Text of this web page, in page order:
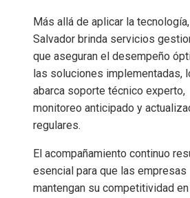
Más allá de aplicar la tecnología,
Salvador brinda servicios
que aseguran el desempeño
las soluciones implementadas,
abarca soporte técnico experto,
monitoreo anticipado y
regulares.
El acompañamiento continuo
esencial para que las empresas
mantengan su competitividad en